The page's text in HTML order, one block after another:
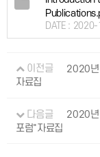
DATE :
이전글
2020년
자료집
다음글
2020년
포럼"자료집